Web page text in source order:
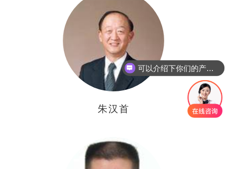
朱汉首
可以介绍下你们的产品么
你们是怎么收费的呢